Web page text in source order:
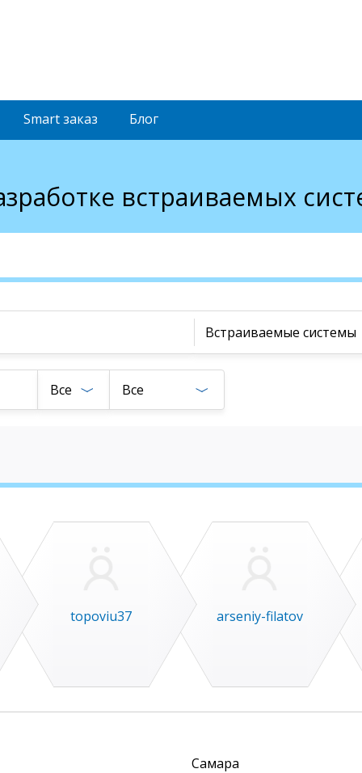
встраиваемых
Встраиваемые системы
Все Все
arseniy-filatov
topoviu37
Самара
Smartзаказ Блог